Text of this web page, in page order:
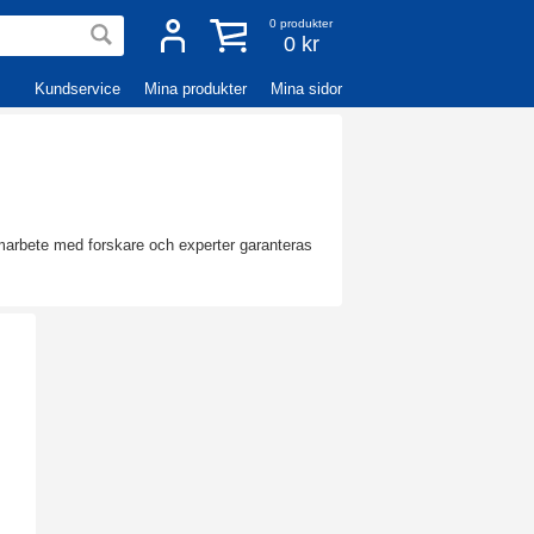
0 produkter
0 kr
Kundservice Mina produkter Mina sidor
med forskare och experter garanteras